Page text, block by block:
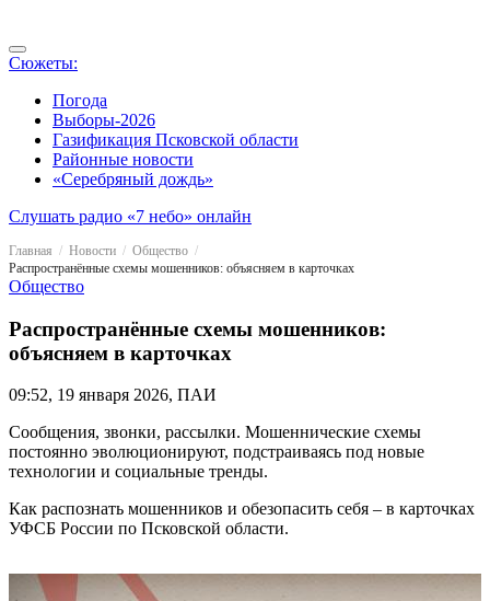
Сюжеты:
Погода
Выборы-2026
Газификация Псковской области
Районные новости
«Серебряный дождь»
Слушать радио «7 небо» онлайн
Главная Новости
Общество
Распространённые схемы мошенников: объясняем в карточках
Общество
Распространённые схемы мошенников:
объясняем в карточках
09:52, 19 января 2026, ПАИ
Сообщения, звонки, рассылки. Мошеннические схемы
постоянно эволюционируют, подстраиваясь под новые
технологии и социальные тренды.
Как распознать мошенников и обезопасить себя – в карточках
УФСБ России по Псковской области.